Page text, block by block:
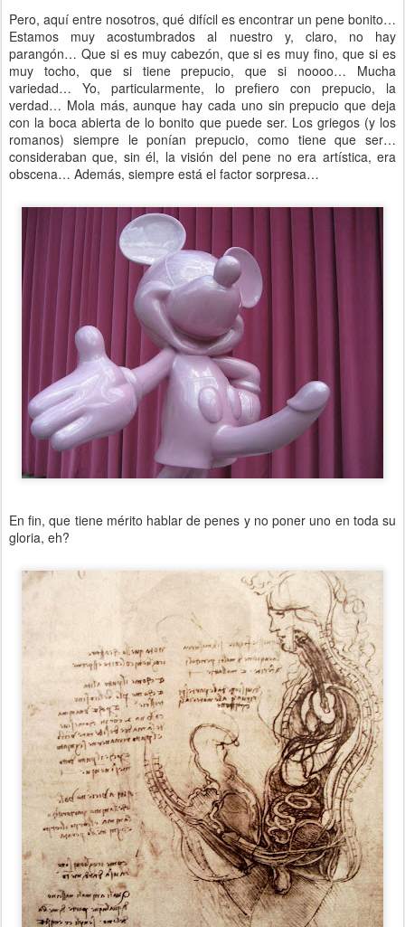
Pero, aquí entre nosotros, qué difícil es encontrar un pene bonito…
Estamos muy acostumbrados al nuestro y, claro, no hay
parangón… Que si es muy cabezón, que si es muy fino, que si es
muy tocho, que si tiene prepucio, que si noooo… Mucha
variedad… Yo, particularmente, lo prefiero con prepucio, la
verdad… Mola más, aunque hay cada uno sin prepucio que deja
con la boca abierta de lo bonito que puede ser. Los griegos (y los
romanos) siempre le ponían prepucio, como tiene que ser…
consideraban que, sin él, la visión del pene no era artística, era
obscena… Además, siempre está el factor sorpresa…
En fin, que tiene mérito hablar de penes y no poner uno en toda su
gloria, eh?